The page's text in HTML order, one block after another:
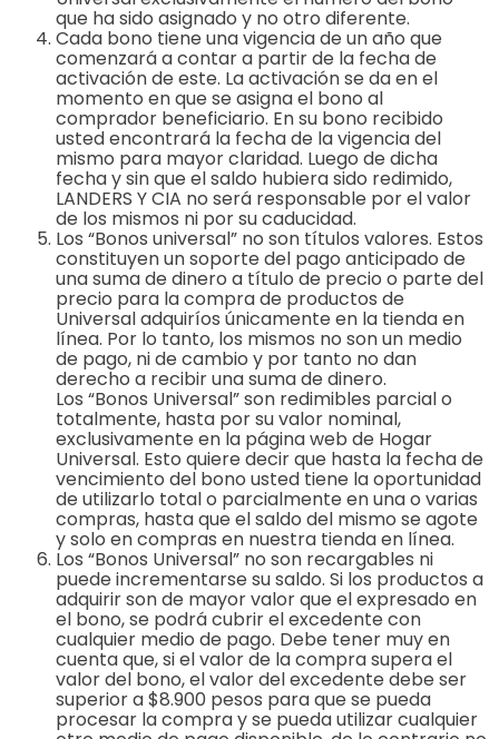
que ha sido asignado y no otro diferente.
Cada bono tiene una vigencia de un año que
comenzará a contar a partir de la fecha de
activación de este. La activación se da en el
momento en que se asigna el bono al
comprador beneficiario. En su bono recibido
usted encontrará la fecha de la vigencia del
mismo para mayor claridad. Luego de dicha
fecha y sin que el saldo hubiera sido redimido,
LANDERS Y CIA no será responsable por el valor
de los mismos ni por su caducidad.
Los “Bonos universal” no son títulos valores. Estos
constituyen un soporte del pago anticipado de
una suma de dinero a título de precio o parte del
precio para la compra de productos de
Universal adquiríos únicamente en la tienda en
línea. Por lo tanto, los mismos no son un medio
de pago, ni de cambio y por tanto no dan
derecho a recibir una suma de dinero.
Los “Bonos Universal” son redimibles parcial o
totalmente, hasta por su valor nominal,
exclusivamente en la página web de Hogar
Universal. Esto quiere decir que hasta la fecha de
vencimiento del bono usted tiene la oportunidad
de utilizarlo total o parcialmente en una o varias
compras, hasta que el saldo del mismo se agote
y solo en compras en nuestra tienda en línea.
Los “Bonos Universal” no son recargables ni
puede incrementarse su saldo. Si los productos a
adquirir son de mayor valor que el expresado en
el bono, se podrá cubrir el excedente con
cualquier medio de pago. Debe tener muy en
cuenta que, si el valor de la compra supera el
valor del bono, el valor del excedente debe ser
superior a $8.900 pesos para que se pueda
procesar la compra y se pueda utilizar cualquier